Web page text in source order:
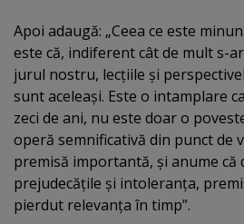
Apoi adaugă: „Ceea ce este
este că, indiferent cât de mult s-
jurul nostru, lecţiile şi
sunt aceleaşi. Este o intamplare
zeci de ani, nu este doar o
operă semnificativă din punct de
premisă importantă, şi anume că
prejudecăţile şi intoleranţa,
pierdut relevanţa în timp”.